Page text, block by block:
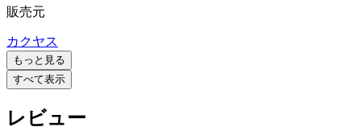
販売元
カクヤス
もっと見る
すべて表示
レビュー